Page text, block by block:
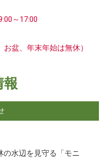
～17:00
お盆、年末年始は無休）
報
水辺を見守る「モニ